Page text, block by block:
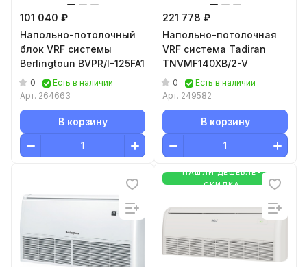
101 040 ₽
Напольно-потолочный
блок VRF системы
Berlingtoun BVPR/I-125FA1
0
Есть в наличии
Арт. 264663
В корзину
221 778 ₽
Напольно-потолочная
VRF система Tadiran
TNVMF140XB/2-V
0
Есть в наличии
Арт. 249582
В корзину
НАШЛИ ДЕШЕВЛЕ-
СКИДКА